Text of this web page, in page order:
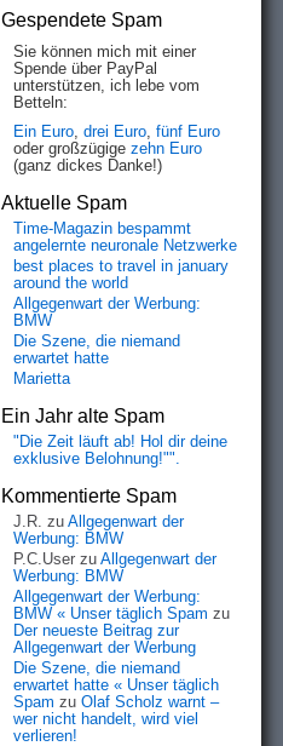
Gespendete Spam
Sie können mich mit einer
Spende über PayPal
unterstützen, ich lebe vom
Betteln:
Ein Euro, drei Euro, fünf Euro
oder großzügige zehn Euro
(ganz dickes Danke!)
Aktuelle Spam
Time-Magazin bespammt
angelernte neuronale Netzwerke
best places to travel in january
around the world
Allgegenwart der Werbung:
BMW
Die Szene, die niemand
erwartet hatte
Marietta
Ein Jahr alte Spam
"Die Zeit läuft ab! Hol dir deine
exklusive Belohnung!"".
Kommentierte Spam
J.R. zu Allgegenwart der
Werbung: BMW
P.C.User zu Allgegenwart der
Werbung: BMW
Allgegenwart der Werbung:
BMW « Unser täglich Spam zu
Der neueste Beitrag zur
Allgegenwart der Werbung
Die Szene, die niemand
erwartet hatte « Unser täglich
Spam zu Olaf Scholz warnt –
wer nicht handelt, wird viel
verlieren!